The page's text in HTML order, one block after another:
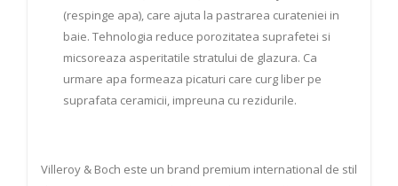
(respinge apa), care ajuta la pastrarea curateniei in
baie. Tehnologia reduce porozitatea suprafetei si
micsoreaza asperitatile stratului de glazura. Ca
urmare apa formeaza picaturi care curg liber pe
suprafata ceramicii, impreuna cu rezidurile.
Villeroy & Boch este un brand premium international de stil